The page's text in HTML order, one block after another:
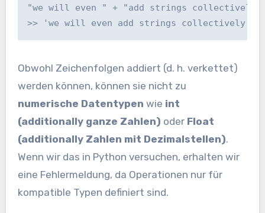
"we will even " + "add strings collectively"
>> 'we will even add strings collectively'
Obwohl Zeichenfolgen addiert (d. h. verkettet)
werden können, können sie nicht zu
numerische Datentypen wie int
(additionally ganze Zahlen) oder Float
(additionally Zahlen mit Dezimalstellen).
Wenn wir das in Python versuchen, erhalten wir
eine Fehlermeldung, da Operationen nur für
kompatible Typen definiert sind.